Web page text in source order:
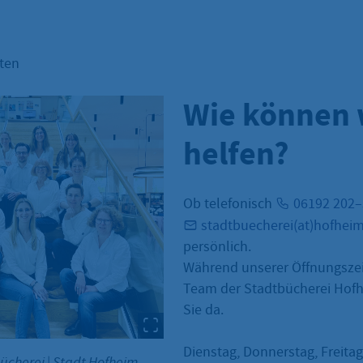
Wie können
helfen?
Ob telefonisch
06192
persönlich.
Während unserer
Team der Stadtbücherei
Sie da.
Dienstag, Donnerstag,